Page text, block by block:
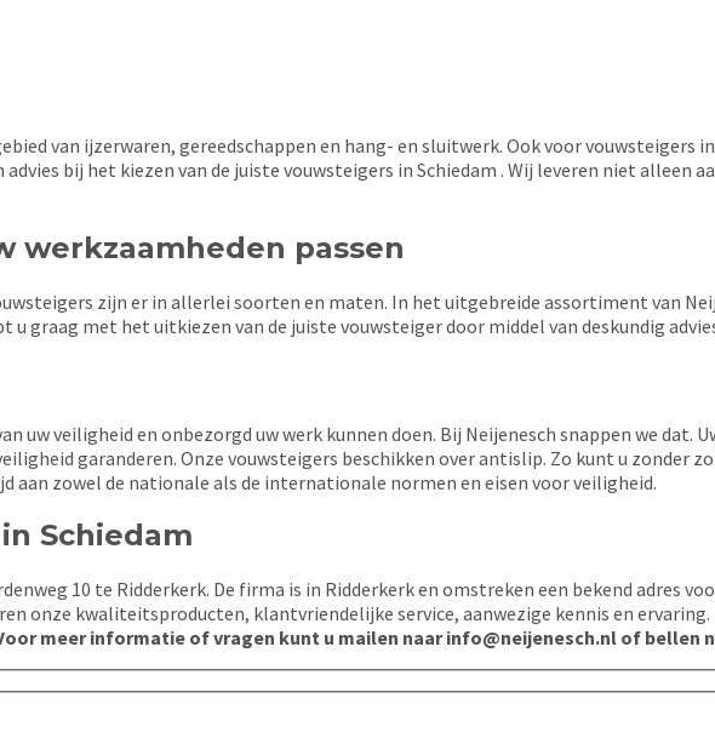
van ijzerwaren, gereedschappen en hang- en sluitwerk. Ook voor vouwsteigers
bij het kiezen van de juiste vouwsteigers in Schiedam . Wij leveren niet alleen
werkzaamheden passen
zijn er in allerlei soorten en maten. In het uitgebreide assortiment van
graag met het uitkiezen van de juiste vouwsteiger door middel van deskundig
uw veiligheid en onbezorgd uw werk kunnen doen. Bij Neijenesch snappen we dat.
garanderen. Onze vouwsteigers beschikken over antislip. Zo kunt u zonder
aan zowel de nationale als de internationale normen en eisen voor veiligheid.
Schiedam
10 te Ridderkerk. De firma is in Ridderkerk en omstreken een bekend adres
onze kwaliteitsproducten, klantvriendelijke service, aanwezige kennis en ervaring.
meer informatie of vragen kunt u mailen naar info@neijenesch.nl of bellen